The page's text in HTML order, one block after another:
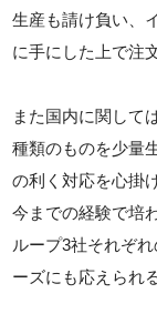
生産も請け負い、
に手にした上で注
また国内に関して
種類のものを少量
の利く対応を心掛
今までの経験で培
ループ3社それぞ
ーズにも応えられ